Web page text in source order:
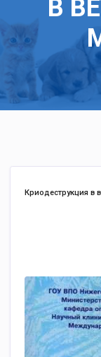
В
Криодеструкция в